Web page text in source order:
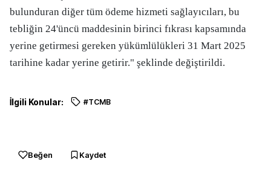
bulunduran diğer tüm ödeme hizmeti sağlayıcıları, bu
tebliğin 24'üncü maddesinin birinci fıkrası kapsamında
yerine getirmesi gereken yükümlülükleri 31 Mart 2025
tarihine kadar yerine getirir." şeklinde değiştirildi.
İlgili Konular: #TCMB
Beğen Kaydet